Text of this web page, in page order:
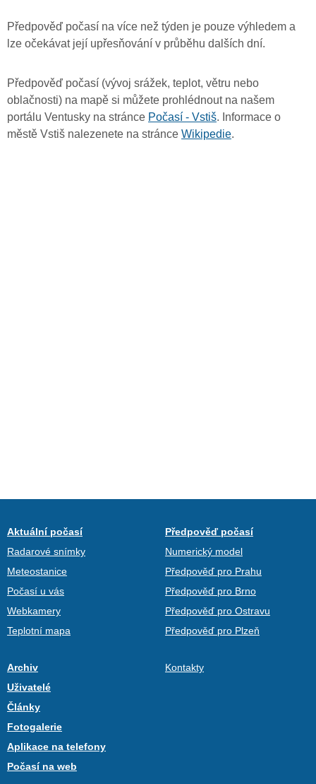
Předpověď počasí na více než týden je pouze výhledem a
lze očekávat její upřesňování v průběhu dalších dní.
Předpověď počasí (vývoj srážek, teplot, větru nebo
oblačnosti) na mapě si můžete prohlédnout na našem
portálu Ventusky na stránce Počasí - Vstiš. Informace o
městě Vstiš nalezenete na stránce Wikipedie.
Aktuální počasí
Radarové snímky
Meteostanice
Počasí u vás
Webkamery
Teplotní mapa
Předpověď počasí
Numerický model
Předpověď pro Prahu
Předpověď pro Brno
Předpověď pro Ostravu
Předpověď pro Plzeň
Archiv
Uživatelé
Články
Fotogalerie
Aplikace na telefony
Počasí na web
Kontakty